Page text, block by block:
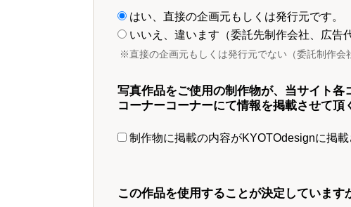
はい、直接の企画元もしくは発行元です。
いいえ、違います（委託先制作会社、広告
※直接の企画元もしくは発行元でない（委託制作会
写真作品をご使用の制作物が、当サイト
コーナーコーナーにて情報を掲載させて頂
制作物に掲載の内容がKYOTOdesignに掲
この作品を使用することが決定しています